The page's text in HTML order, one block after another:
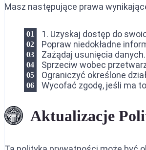
Masz następujące prawa
1. Uzyskaj dostęp do
Popraw niedokładne
Zażądaj usunięcia danych.
Sprzeciw wobec
Ograniczyć określone
Wycofać zgodę, jeśli ma
Aktualizacje